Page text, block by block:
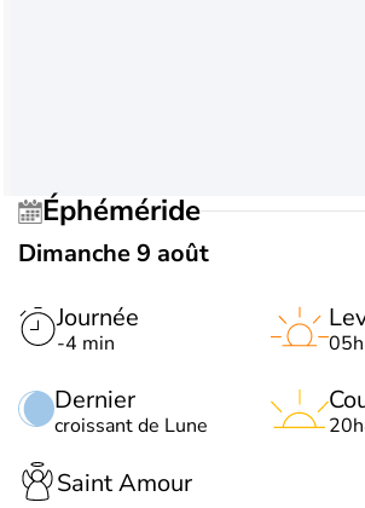
Éphéméride
Dimanche 9 août
Journée
-4 min
Dernier
croissant de Lune
Saint Amour